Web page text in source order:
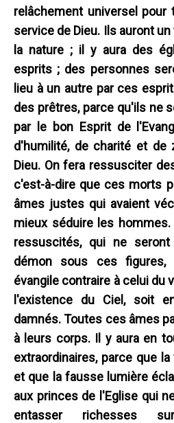
relâchement universel
service de Dieu. Ils auront
la nature ; il y aura des
esprits ; des personnes
lieu à un autre par ces
des prêtres, parce qu'ils ne
par le bon Esprit de
d'humilité, de charité et de
Dieu. On fera ressusciter
c'est-à-dire que ces morts
âmes justes qui avaient
mieux séduire les
ressuscités, qui ne
démon sous ces figures,
évangile contraire à celui du
l'existence du Ciel, soit
damnés. Toutes ces âmes
à leurs corps. Il y aura en
extraordinaires, parce que
et que la fausse lumière
aux princes de l'Eglise qui
entasser richesses